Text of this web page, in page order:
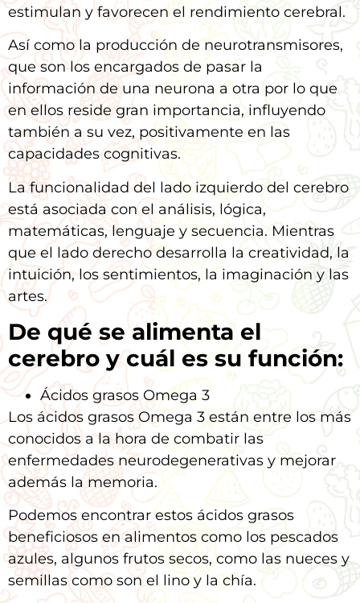
estimulan y favorecen el rendimiento cerebral.
Así como la producción de neurotransmisores,
que son los encargados de pasar la
información de una neurona a otra por lo que
en ellos reside gran importancia, influyendo
también a su vez, positivamente en las
capacidades cognitivas.
La funcionalidad del lado izquierdo del cerebro
está asociada con el análisis, lógica,
matemáticas, lenguaje y secuencia. Mientras
que el lado derecho desarrolla la creatividad, la
intuición, los sentimientos, la imaginación y las
artes.
De qué se alimenta el
cerebro y cuál es su función:
Ácidos grasos Omega 3
Los ácidos grasos Omega 3 están entre los más
conocidos a la hora de combatir las
enfermedades neurodegenerativas y mejorar
además la memoria.
Podemos encontrar estos ácidos grasos
beneficiosos en alimentos como los pescados
azules, algunos frutos secos, como las nueces y
semillas como son el lino y la chía.